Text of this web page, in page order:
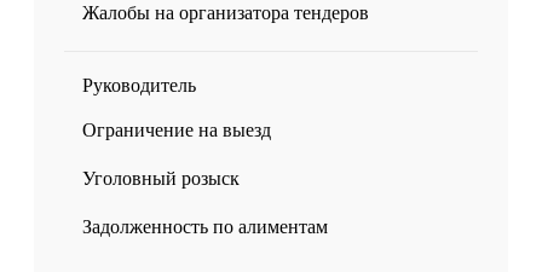
Жалобы на организатора тендеров
Руководитель
Ограничение на выезд
Уголовный розыск
Задолженность по алиментам